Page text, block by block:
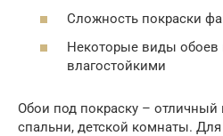
Сложность покраски
Некоторые виды обоев
влагостойкими
Обои под покраску – отличный
спальни, детской комнаты.